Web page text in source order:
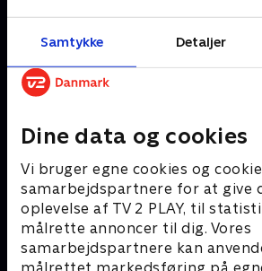
Samtykke Detaljer
Dine data og cookies
Vi bruger egne cookies og
samarbejdspartnere for at give
oplevelse af TV 2 PLAY, til
målrette annoncer til dig. Vores
samarbejdspartnere kan
Kræver tilkøb